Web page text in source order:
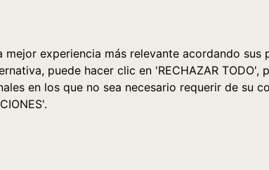
experiencia más relevante acordando sus
puede hacer clic en 'RECHAZAR
en los que no sea necesario requerir de su